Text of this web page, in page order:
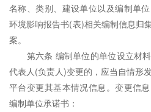
名称、类别、建设单位以及编制单
环境影响报告书(表)相关编制信息归
案。
第六条 编制单位的单位设立材料
代表人(负责人)变更的，应当自情形
平台变更其基本情况信息。变更信
编制单位承诺书：